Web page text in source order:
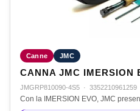
Canne JMC
CANNA JMC IMERSION
JMGRP810090-4S5 · 3352210961259
Con la IMERSION EVO, JMC